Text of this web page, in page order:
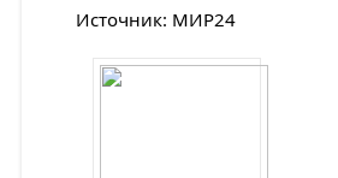
Источник: МИР24